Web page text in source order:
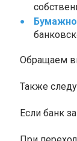
Обращаем
Также
Если банк